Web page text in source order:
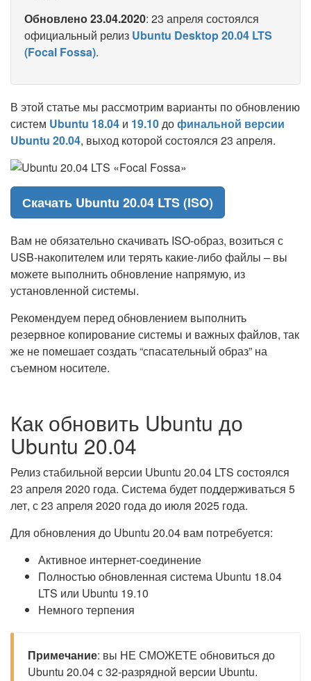
Обновлено 23.04.2020: 23 апреля состоялся
официальный релиз Ubuntu Desktop 20.04 LTS
(Focal Fossa).
В этой статье мы рассмотрим варианты по обновлению
систем Ubuntu 18.04 и 19.10дофинальной версии
Ubuntu 20.04, выход которой состоялся 23 апреля.
Скачать Ubuntu 20.04 LTS (ISO)
Вам не обязательно скачивать ISO-образ, возиться с
USB-накопителем или терять какие-либо файлы – вы
можете выполнить обновление напрямую, из
установленной системы.
Рекомендуем перед обновлением выполнить
резервное копирование системы и важных файлов, так
же не помешает создать “спасательный образ” на
съемном носителе.
Как обновить Ubuntu до
Ubuntu 20.04
Релиз стабильной версии Ubuntu 20.04 LTS состоялся
23 апреля 2020 года. Система будет поддерживаться 5
лет, с 23 апреля 2020 года до июля 2025 года.
Для обновления до Ubuntu 20.04 вам потребуется:
Активное интернет-соединение
Полностью обновленная система Ubuntu 18.04
LTS или Ubuntu 19.10
Немного терпения
Примечание: вы НЕ СМОЖЕТЕ обновиться до
Ubuntu 20.04 с 32-разрядной версии Ubuntu.